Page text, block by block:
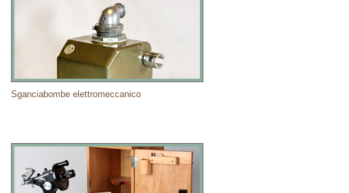
Sganciabombe elettromeccanico